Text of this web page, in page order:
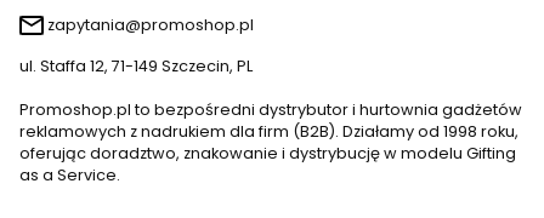
zapytania@promoshop.pl
ul. Staffa 12, 71-149 Szczecin, PL
Promoshop.pl to bezpośredni dystrybutor i hurtownia gadżetów
reklamowych z nadrukiem dla firm (B2B). Działamy od 1998 roku,
oferując doradztwo, znakowanie i dystrybucję w modelu Gifting
as a Service.